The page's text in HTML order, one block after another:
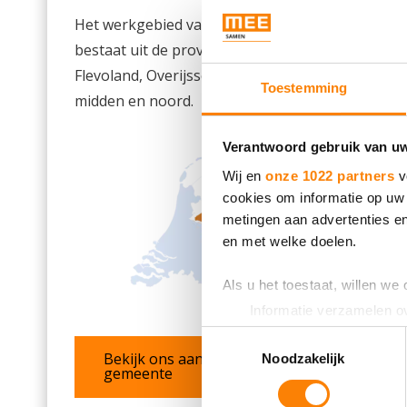
Toestemming
Verantwoord gebruik van
Wij en onze 1022 partners
cookies om informatie op
metingen aan advertenties
en met welke doelen.
Als u het toestaat, willen we
Informatie verzamelen
Uw apparaat
Lees meer over hoe uw
toestemming op elk
Toestemmingsselectie
Noodzakelijk
Het werkgebied van MEE Samen
bestaat uit de provincies Drenthe,
Flevoland, Overijssel en Gelderland
midden en noord.
Bekijk ons aanbod per
gemeente